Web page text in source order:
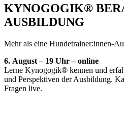
KYNOGOGIK®
AUSBILDUNG
Mehr als eine Hundetrainer:innen-
6. August – 19 Uhr – online
Lerne Kynogogik® kennen und
und Perspektiven der Ausbildung.
Fragen live.